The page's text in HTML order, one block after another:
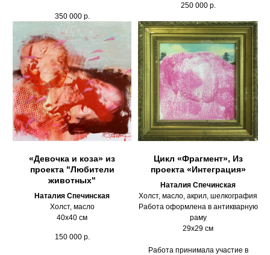
350 000 р.
250 000 р.
«Девочка и коза» из
проекта "Любители
животных"
Наталия Спечинская
Холст, масло
40х40 см
150 000 р.
Цикл «Фрагмент», Из
проекта «Интеграция»
Наталия Спечинская
Холст, масло, акрил, шелкография
Работа оформлена в антикварную
раму
29х29 см
Работа принимала участие в